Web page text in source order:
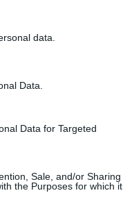
data.
Data.
Data for Targeted
Sale, and/or Sharing
the Purposes for which it
hívta fel a
Alapkezelő nevében
megújításáról értesítik a
meg.